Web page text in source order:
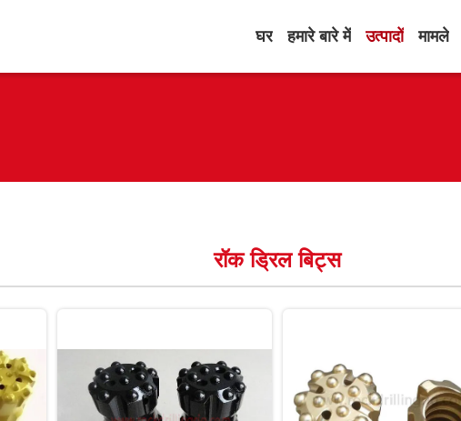
घर हमारे बारे में उत्पादों मामले
रॉक ड्रिल बिट्स